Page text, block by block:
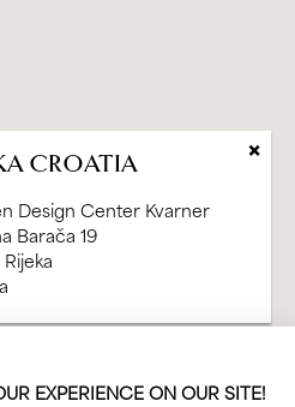
×
CROATIA
Design Center Kvarner
Barača 19
EXPERIENCE ON OUR SITE!